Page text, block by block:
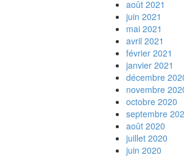
août 2021
juin 2021
mai 2021
avril 2021
février 2021
janvier 2021
décembre
novembre
octobre 2020
septembre
août 2020
juillet 2020
juin 2020